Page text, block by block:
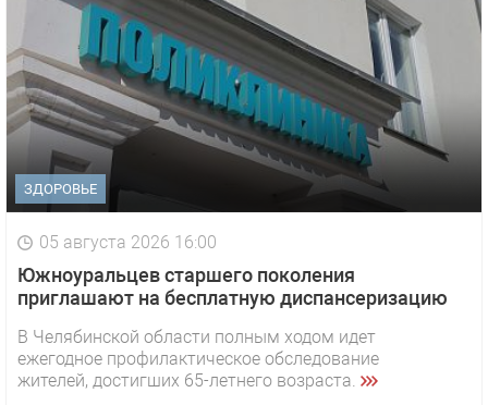
ЗДОРОВЬЕ
05 августа 2026 16:00
Южноуральцев старшего поколения
приглашают на бесплатную диспансеризацию
В Челябинской области полным ходом идет
ежегодное профилактическое обследование
жителей, достигших 65-летнего возраста.